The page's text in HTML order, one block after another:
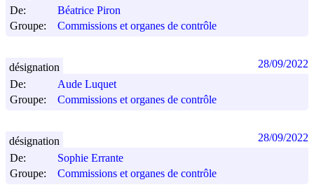
De:
Béatrice Piron
Groupe:
Commissions et organes de contrôle
De:
Aude Luquet
Groupe:
Commissions et organes de contrôle
désignation 28/09/2022
De:
Sophie Errante
Groupe:
Commissions et organes de contrôle
désignation 28/09/2022